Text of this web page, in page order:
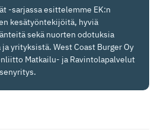
-sarjassa esittelemme EK:n
kesätyöntekijöitä, hyviä
sekä nuorten odotuksia
yrityksistä. West Coast Burger Oy
Matkailu- ja Ravintolapalvelut